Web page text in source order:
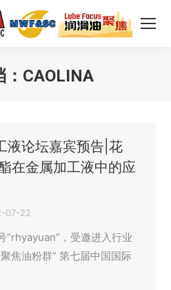
CAOLINA
液论坛嘉宾预告|花
在金属加工液中的应
07-22
“rhyayuan”，受邀进入行业
焦油粉群” 第七届中国国际